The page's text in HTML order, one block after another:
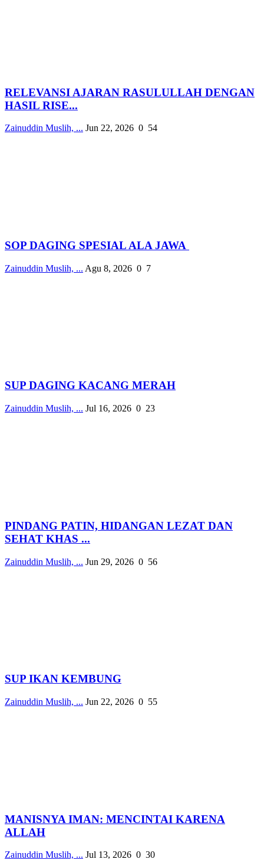
RELEVANSI AJARAN RASULULLAH DENGAN
HASIL RISE...
Zainuddin Muslih, ... Jun 22, 2026 0 54
SOP DAGING SPESIAL ALA JAWA
Zainuddin Muslih, ... Agu 8, 2026 0 7
SUP DAGING KACANG MERAH
Zainuddin Muslih, ... Jul 16, 2026 0 23
PINDANG PATIN, HIDANGAN LEZAT DAN
SEHAT KHAS ...
Zainuddin Muslih, ... Jun 29, 2026 0 56
SUP IKAN KEMBUNG
Zainuddin Muslih, ... Jun 22, 2026 0 55
MANISNYA IMAN: MENCINTAI KARENA
ALLAH
Zainuddin Muslih, ... Jul 13, 2026 0 30